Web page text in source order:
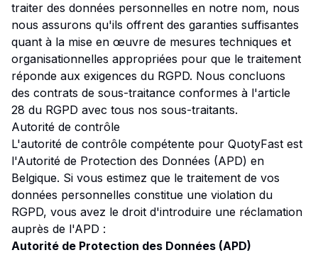
traiter des données personnelles en notre nom, nous
nous assurons qu'ils offrent des garanties suffisantes
quant à la mise en œuvre de mesures techniques et
organisationnelles appropriées pour que le traitement
réponde aux exigences du RGPD. Nous concluons
des contrats de sous-traitance conformes à l'article
28 du RGPD avec tous nos sous-traitants.
Autorité de contrôle
L'autorité de contrôle compétente pour QuotyFast est
l'Autorité de Protection des Données (APD) en
Belgique. Si vous estimez que le traitement de vos
données personnelles constitue une violation du
RGPD, vous avez le droit d'introduire une réclamation
auprès de l'APD :
Autorité de Protection des Données (APD)